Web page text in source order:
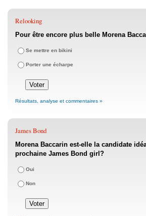
Relooking
Pour être encore plus belle Morena
Se mettre en bikini
Porter une écharpe
Résultats, analyse et commentaires »
James Bond
Morena Baccarin est-elle la candidate
prochaine James Bond girl?
Oui
Non